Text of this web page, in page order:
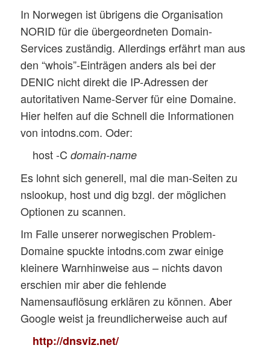
In Norwegen ist übrigens die Organisation
NORID für die übergeordneten Domain-
Services zuständig. Allerdings erfährt man aus
den “whois”-Einträgen anders als bei der
DENIC nicht direkt die IP-Adressen der
autoritativen Name-Server für eine Domaine.
Hier helfen auf die Schnell die Informationen
von intodns.com. Oder:
host -Cdomain-name
Es lohnt sich generell, mal die man-Seiten zu
nslookup, host und dig bzgl. der möglichen
Optionen zu scannen.
Im Falle unserer norwegischen Problem-
Domaine spuckte intodns.com zwar einige
kleinere Warnhinweise aus – nichts davon
erschien mir aber die fehlende
Namensauflösung erklären zu können. Aber
Google weist ja freundlicherweise auch auf
http://dnsviz.net/